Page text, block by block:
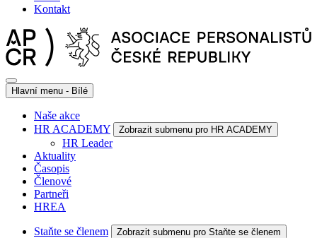
Kontakt
Hlavní menu - Bílé
Naše akce
HR ACADEMY
Zobrazit submenu pro HR ACADEMY
HR Leader
Aktuality
Časopis
Členové
Partneři
HREA
Staňte se členem Zobrazit submenu pro Staňte se členem